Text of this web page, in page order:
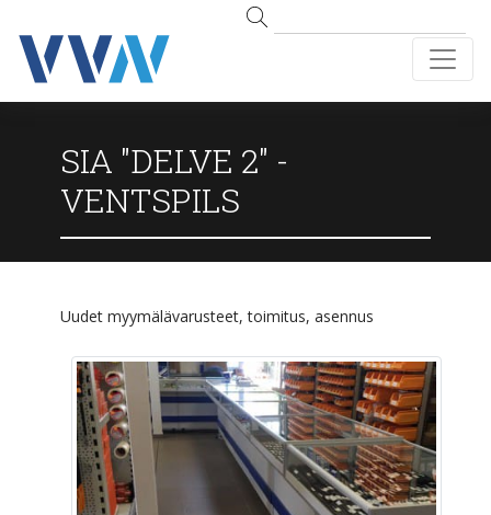
SIA "DELVE 2" -
VENTSPILS
Uudet myymälävarusteet, toimitus, asennus